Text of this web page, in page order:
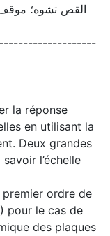
القص تشوه؛ موقف
la réponse
en utilisant la
Deux grandes
l’échelle
premier ordre de
pour le cas de
des plaques